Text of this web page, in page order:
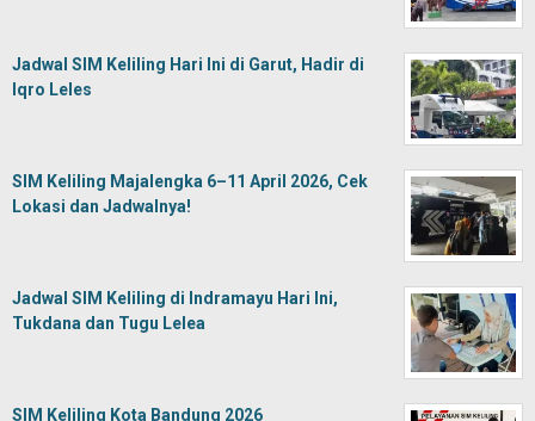
Jadwal SIM Keliling Hari Ini di Garut, Hadir di
Iqro Leles
SIM Keliling Majalengka 6–11 April 2026, Cek
Lokasi dan Jadwalnya!
Jadwal SIM Keliling di Indramayu Hari Ini,
Tukdana dan Tugu Lelea
SIM Keliling Kota Bandung 2026